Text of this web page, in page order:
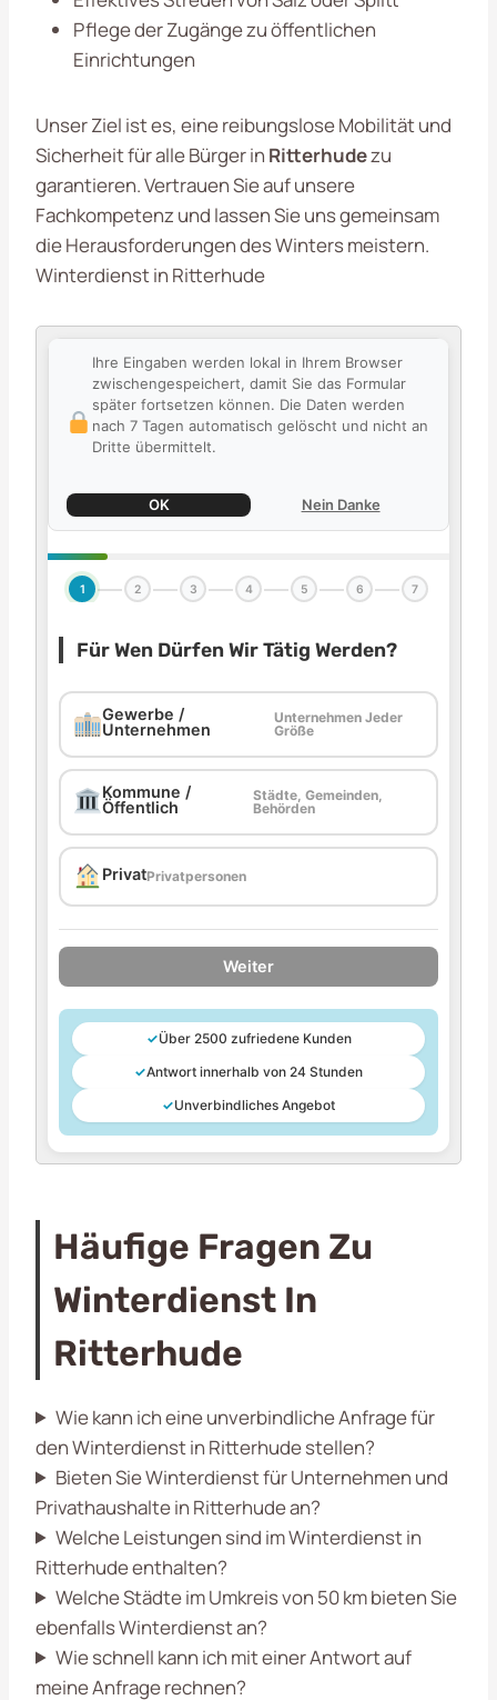
Pflege der Zugänge zu öffentlichen
Einrichtungen
Unser Ziel ist es, eine reibungslose Mobilität und
Sicherheit für alle Bürger in Ritterhudezu
garantieren. Vertrauen Sie auf unsere
Fachkompetenz und lassen Sie uns gemeinsam
die Herausforderungen des Winters meistern.
Winterdienst in Ritterhude
Ihre Eingaben werden lokal in Ihrem Browser
zwischengespeichert, damit Sie das Formular
später fortsetzen können. Die Daten werden
nach 7 Tagen automatisch gelöscht und nicht an
Dritte übermittelt.
OK Nein Danke
1 2 3 4 5 6 7
Für Wen Dürfen Wir Tätig Werden?
Gewerbe /
Unternehmen
Unternehmen Jeder
Größe
Kommune /
Öffentlich
Städte, Gemeinden,
Behörden
PrivatPrivatpersonen
Weiter
✓Über 2500 zufriedene Kunden
✓Antwort innerhalb von 24 Stunden
✓Unverbindliches Angebot
Häufige Fragen Zu
Winterdienst In
Ritterhude
Wie kann ich eine unverbindliche Anfrage für
den Winterdienst in Ritterhude stellen?
Bieten Sie Winterdienst für Unternehmen und
Privathaushalte in Ritterhude an?
Welche Leistungen sind im Winterdienst in
Ritterhude enthalten?
Welche Städte im Umkreis von 50 km bieten Sie
ebenfalls Winterdienst an?
Wie schnell kann ich mit einer Antwort auf
meine Anfrage rechnen?